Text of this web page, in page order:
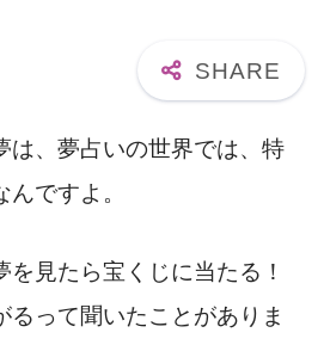
は、夢占いの世界では、特
ですよ。
を見たら宝くじに当たる！
るって聞いたことがありま